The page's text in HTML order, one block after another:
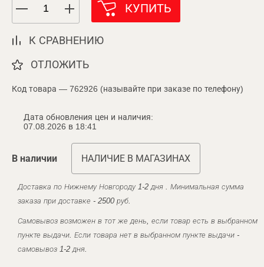
КУПИТЬ
К СРАВНЕНИЮ
ОТЛОЖИТЬ
Код товара — 762926 (называйте при заказе по телефону)
Дата обновления цен и наличия:
07.08.2026 в 18:41
В наличии НАЛИЧИЕ В МАГАЗИНАХ
Доставка по Нижнему Новгороду 1-2 дня . Минимальная сумма
заказа при доставке - 2500 руб.
Самовывоз возможен в тот же день, если товар есть в выбранном
пункте выдачи. Если товара нет в выбранном пункте выдачи -
самовывоз 1-2 дня.